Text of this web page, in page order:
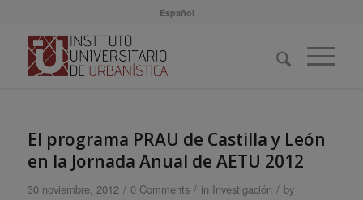
Español
El programa PRAU de Castilla y León
en la Jornada Anual de AETU 2012
30 noviembre, 2012 / 0 Comments / in Investigación / by